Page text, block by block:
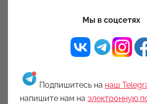
Мы в соцсетях
Подпишитесь на наш
напишите нам на электронную